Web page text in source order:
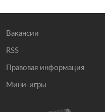
Вакансии
RSS
Правовая информация
Мини-игры